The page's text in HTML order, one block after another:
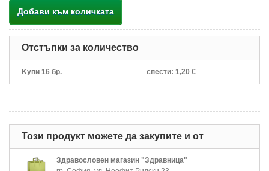
Добави към количката
Отстъпки за количество
Kупи 16 бр. спести: 1,20 €
Този продукт можете да закупите и от
Здравословен магазин "Здравница"